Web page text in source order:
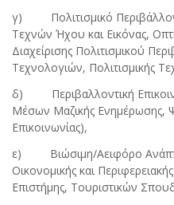
γ) Πολιτισμικό Περιβάλλον
Τεχνών Ήχου και Εικόνας,
Διαχείρισης Πολιτισμικού
Τεχνολογιών, Πολιτισμικής
δ) Περιβαλλοντική
Μέσων Μαζικής Ενημέρωσης,
Επικοινωνίας),
ε) Βιώσιμη/Αειφόρο
Οικονομικής και
Επιστήμης, Τουριστικών